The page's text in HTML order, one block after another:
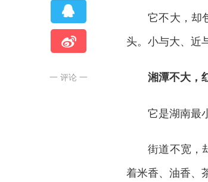
一 评论 一
它不大，却
头。小与大、近
湘潭不大，
它是湖南最
街道不宽，
着米香、油香、